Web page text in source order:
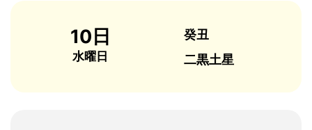
10日
水曜日
癸丑
二黒土星